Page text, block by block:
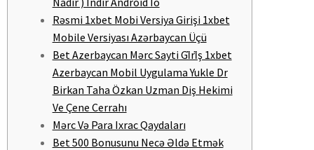
Rəsmi 1xbet Mobi Versiya Girişi 1xbet
Mobile Versiyası Azərbaycan Üçü
Bet Azerbaycan Mərc Sayti Gi̇ri̇ş 1xbet
Azerbaycan Mobil Uygulama Yukle Dr
Birkan Taha Özkan Uzman Diş Hekimi
Ve Çene Cerrahı
Mərc Və Para Ixrac Qaydaları
Bet 500 Bonusunu Necə Əldə Etmək